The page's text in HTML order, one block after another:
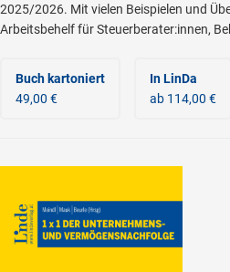
2025/2026. Mit vielen Beispielen und
Arbeitsbehelf für Steuerberater:innen,
Buch kartoniert
49,00 €
In LinDa
ab 114,00 €